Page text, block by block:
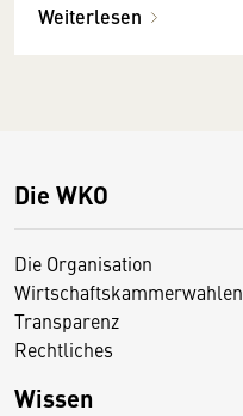
Weiterlesen
Die WKO
Die Organisation
Wirtschaftskammerwahlen
Transparenz
Rechtliches
Wissen